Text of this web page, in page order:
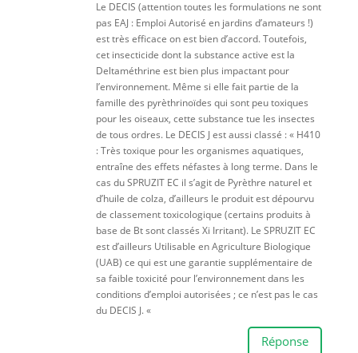
Le DECIS (attention toutes les formulations ne sont
pas EAJ : Emploi Autorisé en jardins d’amateurs !)
est très efficace on est bien d’accord. Toutefois,
cet insecticide dont la substance active est la
Deltaméthrine est bien plus impactant pour
l’environnement. Même si elle fait partie de la
famille des pyrèthrinoïdes qui sont peu toxiques
pour les oiseaux, cette substance tue les insectes
de tous ordres. Le DECIS J est aussi classé : « H410
: Très toxique pour les organismes aquatiques,
entraîne des effets néfastes à long terme. Dans le
cas du SPRUZIT EC il s’agit de Pyrèthre naturel et
d’huile de colza, d’ailleurs le produit est dépourvu
de classement toxicologique (certains produits à
base de Bt sont classés Xi Irritant). Le SPRUZIT EC
est d’ailleurs Utilisable en Agriculture Biologique
(UAB) ce qui est une garantie supplémentaire de
sa faible toxicité pour l’environnement dans les
conditions d’emploi autorisées ; ce n’est pas le cas
du DECIS J. «
Réponse